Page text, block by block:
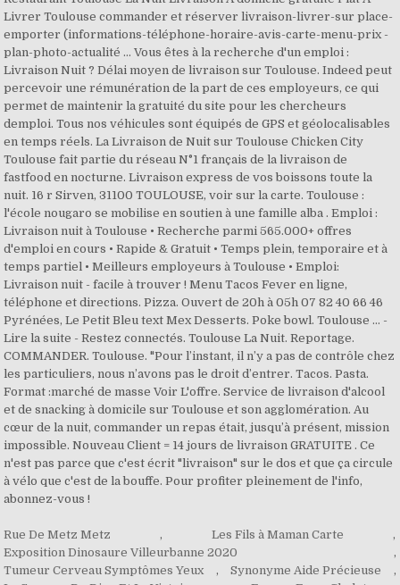
Rue De Metz Metz , Les Fils à Maman Carte
,
Exposition Dinosaure Villeurbanne 2020
,
Tumeur Cerveau Symptômes Yeux
, Synonyme Aide Précieuse
,